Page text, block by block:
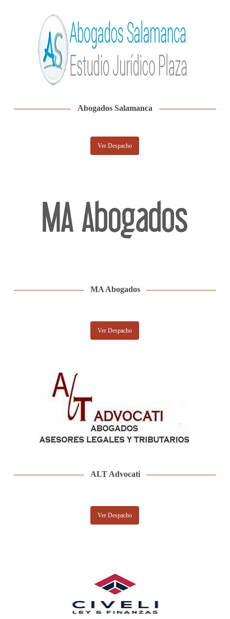
Abogados Salamanca
Ver Despacho
MA Abogados
Ver Despacho
ALT Advocati
Ver Despacho